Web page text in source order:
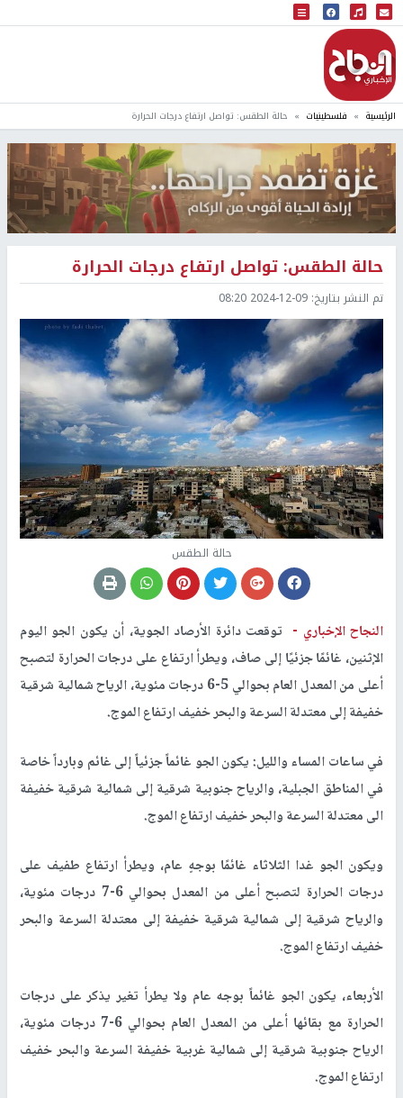
البث المباشر
إذاعة النجاح
الرئيسية فلسطينيات حالة الطقس: تواصل ارتفاع درجات الحرارة
حالة الطقس: تواصل ارتفاع درجات الحرارة
تم النشر بتاريخ: 2024-12-09 08:20
حالة الطقس
النجاح الإخباري - توقعت دائرة الأرصاد الجوية، أن يكون الجو اليوم
الإثنين، غائمًا جزئيًا إلى صاف، ويطرأ ارتفاع على درجات الحرارة لتصبح
أعلى من المعدل العام بحوالي 5-6 درجات مئوية، الرياح شمالية شرقية
خفيفة إلى معتدلة السرعة والبحر خفيف ارتفاع الموج.
في ساعات المساء والليل: يكون الجو غائماً جزئياً إلى غائم وبارداً خاصة
في المناطق الجبلية، والرياح جنوبية شرقية إلى شمالية شرقية خفيفة
الى معتدلة السرعة والبحر خفيف ارتفاع الموج.
ويكون الجو غدا الثلاثاء غائمًا بوجهٍ عام، ويطرأ ارتفاع طفيف على
درجات الحرارة لتصبح أعلى من المعدل بحوالي 6-7 درجات مئوية،
والرياح شرقية إلى شمالية شرقية خفيفة إلى معتدلة السرعة والبحر
خفيف ارتفاع الموج.
الأربعاء، يكون الجو غائماً بوجه عام ولا يطرأ تغير يذكر على درجات
الحرارة مع بقائها أعلى من المعدل العام بحوالي 6-7 درجات مئوية،
الرياح جنوبية شرقية إلى شمالية غربية خفيفة السرعة والبحر خفيف
ارتفاع الموج.